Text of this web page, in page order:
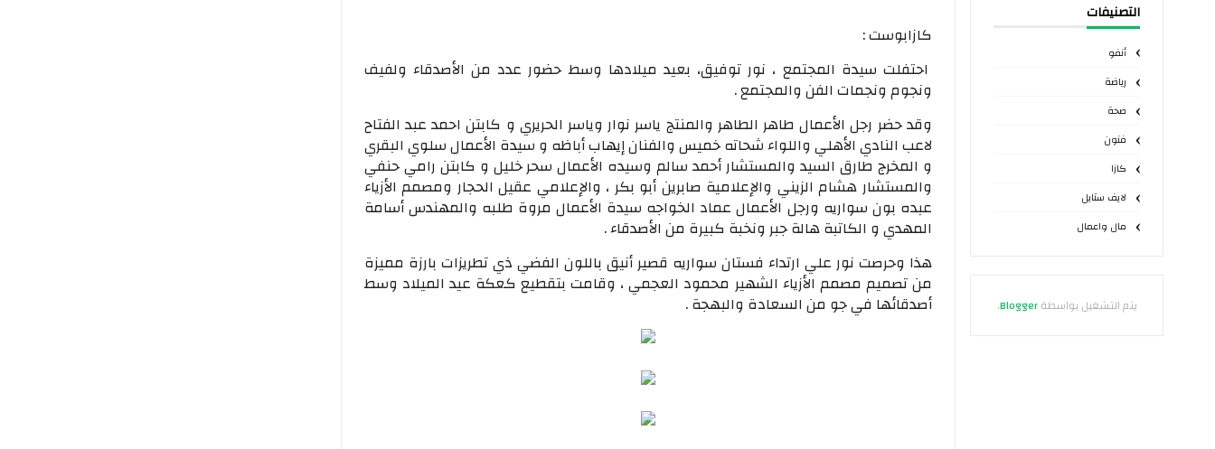
التصنيفات
أنفو
رياضة
صحة
فنون
كازا
لايف ستايل
مال واعمال
يتم التشغيل بواسطةBlogger
.
كازابوست :
احتفلت سيدة المجتمع ، نور توفيق، بعيد ميلادها وسط حضور عدد من الأصدقاء ولفيف
ونجوم ونجمات الفن والمجتمع .
وقد حضر رجل الأعمال طاهر الطاهر والمنتج ياسر نوار وياسر الحريري و كابتن احمد عبد الفتاح
لاعب النادي الأهلي واللواء شحاته خميس والفنان إيهاب أباظه و سيدة الأعمال سلوي البقري
و المخرج طارق السيد والمستشار أحمد سالم وسيده الأعمال سحر خليل و كابتن رامي حنفي
والمستشار هشام الزيني والإعلامية صابرين أبو بكر ، والإعلامي عقيل الحجار ومصمم الأزياء
عبده بون سواريه ورجل الأعمال عماد الخواجه سيدة الأعمال مروة طلبه والمهندس أسامة
المهدي و الكاتبة هالة جبر ونخبة كبيرة من الأصدقاء .
هذا وحرصت نور علي ارتداء فستان سواريه قصير أنيق باللون الفضي ذي تطريزات بارزة مميزة
من تصميم مصمم الأزياء الشهير محمود العجمي ، وقامت بتقطيع كعكة عيد الميلاد وسط
أصدقائها في جو من السعادة والبهجة .